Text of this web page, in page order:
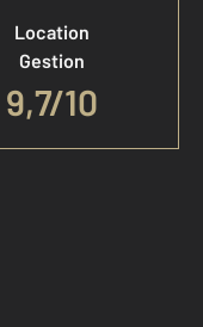
Location
Gestion
9,7/10